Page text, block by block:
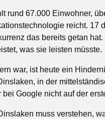
rund 67.000 Einwohner,
reicht.
das bereits getan
was sie leisten müsste.
war, ist heute ein
in der
Google nicht auf der
muss verstehen,